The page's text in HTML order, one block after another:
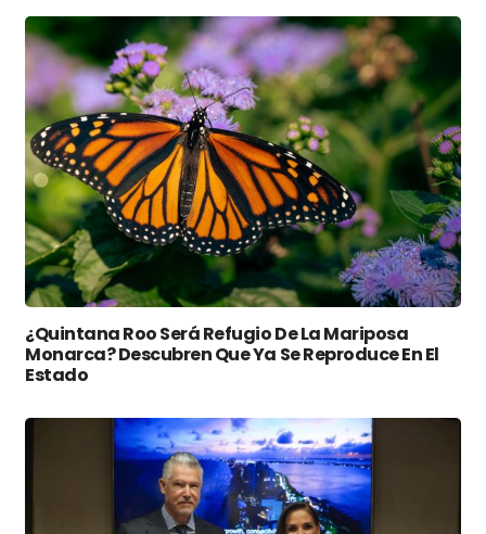
¿Quintana Roo Será Refugio De La Mariposa
Monarca? Descubren Que Ya Se Reproduce En El
Estado